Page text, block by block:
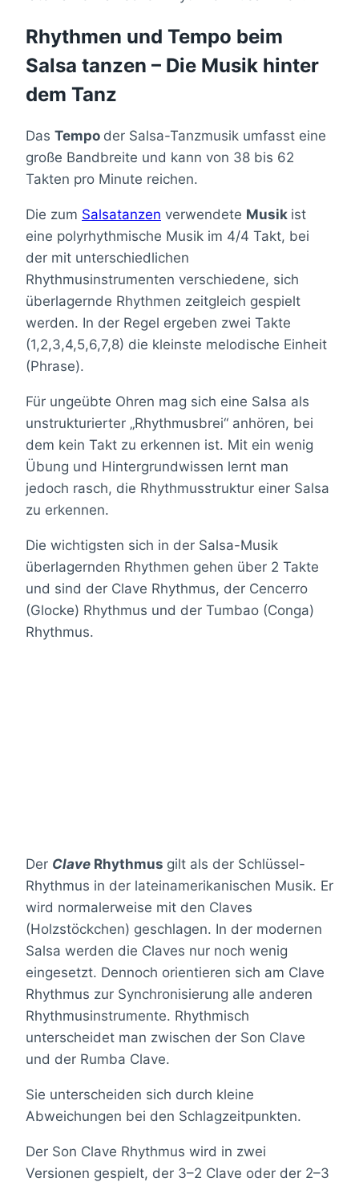
Rhythmen und Tempo beim
Salsa tanzen – Die Musik hinter
dem Tanz
Das Tempo der Salsa-Tanzmusik umfasst eine
große Bandbreite und kann von 38 bis 62
Takten pro Minute reichen.
Die zum Salsatanzen verwendete Musik ist
eine polyrhythmische Musik im 4/4 Takt, bei
der mit unterschiedlichen
Rhythmusinstrumenten verschiedene, sich
überlagernde Rhythmen zeitgleich gespielt
werden. In der Regel ergeben zwei Takte
(1,2,3,4,5,6,7,8) die kleinste melodische Einheit
(Phrase).
Für ungeübte Ohren mag sich eine Salsa als
unstrukturierter „Rhythmusbrei“ anhören, bei
dem kein Takt zu erkennen ist. Mit ein wenig
Übung und Hintergrundwissen lernt man
jedoch rasch, die Rhythmusstruktur einer Salsa
zu erkennen.
Die wichtigsten sich in der Salsa-Musik
überlagernden Rhythmen gehen über 2 Takte
und sind der Clave Rhythmus, der Cencerro
(Glocke) Rhythmus und der Tumbao (Conga)
Rhythmus.
Der Clave Rhythmus gilt als der Schlüssel-
Rhythmus in der lateinamerikanischen Musik. Er
wird normalerweise mit den Claves
(Holzstöckchen) geschlagen. In der modernen
Salsa werden die Claves nur noch wenig
eingesetzt. Dennoch orientieren sich am Clave
Rhythmus zur Synchronisierung alle anderen
Rhythmusinstrumente. Rhythmisch
unterscheidet man zwischen der Son Clave
und der Rumba Clave.
Sie unterscheiden sich durch kleine
Abweichungen bei den Schlagzeitpunkten.
Der Son Clave Rhythmus wird in zwei
Versionen gespielt, der 3–2 Clave oder der 2–3